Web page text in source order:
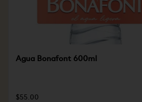
Agua Bonafont 600ml
$55.00